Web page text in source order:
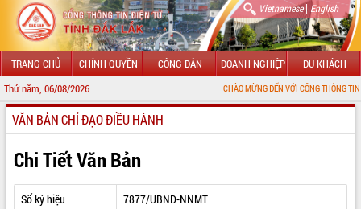
Vietnamese| English
TRANG CHỦ CHÍNH QUYỀN CÔNG DÂN DOANH NGHIỆP DU KHÁCH
Thứ năm, 06/08/2026 CHÀO MỪNG ĐẾN VỚI CỔNG THÔNG TIN ĐIỆN TỬ
GIỚI THIỆU
LÃNH ĐẠO UBND TỈNH
TIN TỨC SỰ KIỆN
VĂN BẢN CHỈ ĐẠO ĐIỀU HÀNH
Chi Tiết Văn Bản
Số ký hiệu
7877/UBND-NNMT